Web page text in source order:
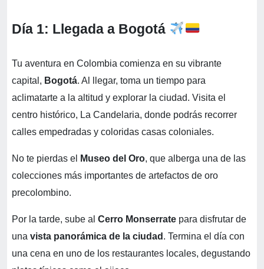
Día 1: Llegada a Bogotá
Tu aventura en Colombia comienza en su vibrante
capital, Bogotá. Al llegar, toma un tiempo para
aclimatarte a la altitud y explorar la ciudad. Visita el
centro histórico, La Candelaria, donde podrás recorrer
calles empedradas y coloridas casas coloniales.
No te pierdas el Museo del Oro, que alberga una de las
colecciones más importantes de artefactos de oro
precolombino.
Por la tarde, sube al Cerro Monserrate para disfrutar de
una vista panorámica de la ciudad . Termina el día con
una cena en uno de los restaurantes locales, degustando